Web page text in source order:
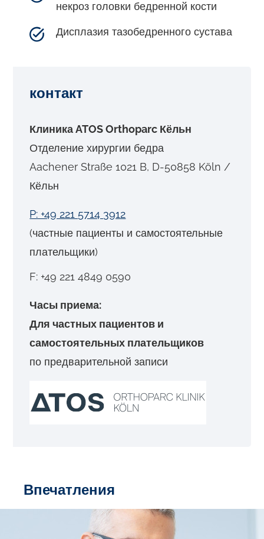
некроз головки бедренной кости
Дисплазия тазобедренного сустава
контакт
Клиника ATOS Orthoparc Кёльн
Отделение хирургии бедра
Aachener Straße 1021 B, D-50858 Köln /
Кёльн
P: +49 221 5714 3912
(частные пациенты и самостоятельные
плательщики)
F: +49 221 4849 0590
Часы приема:
Для частных пациентов и
самостоятельных плательщиков
по предварительной записи
Впечатления